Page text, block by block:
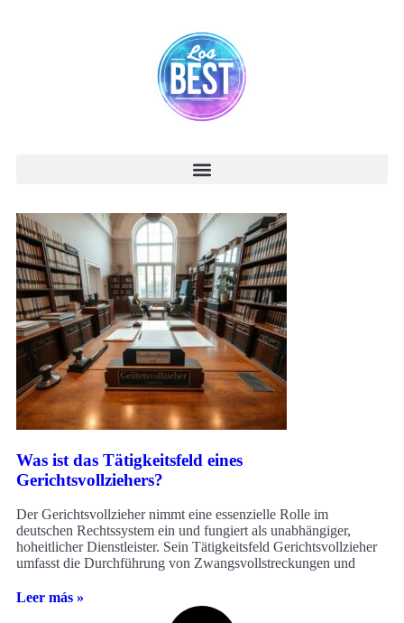
Was ist das Tätigkeitsfeld eines
Gerichtsvollziehers?
Der Gerichtsvollzieher nimmt eine essenzielle Rolle im
deutschen Rechtssystem ein und fungiert als unabhängiger,
hoheitlicher Dienstleister. Sein Tätigkeitsfeld Gerichtsvollzieher
umfasst die Durchführung von Zwangsvollstreckungen und
Leer más »